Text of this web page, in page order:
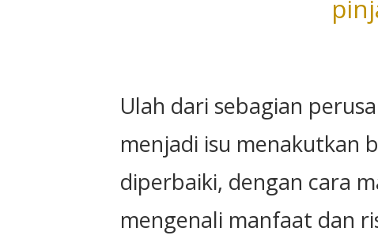
Ulah dari sebagian
menjadi isu menakutkan
diperbaiki, dengan cara
mengenali manfaat dan